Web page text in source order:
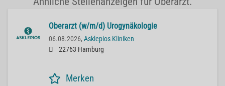
Oberarzt (w/m/d) Urogynäkologie
06.08.2026, Asklepios Kliniken
22763 Hamburg
Merken